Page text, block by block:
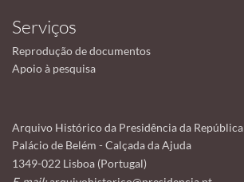
Serviços
Reprodução de documentos
Apoio à pesquisa
Arquivo Histórico da Presidência da República
Palácio de Belém - Calçada da Ajuda
1349-022 Lisboa (Portugal)